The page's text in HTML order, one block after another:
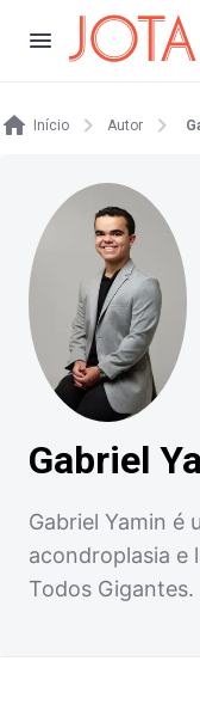
Início Autor
Gabriel
Gabriel Yamin é
acondroplasia e
Todos Gigantes.